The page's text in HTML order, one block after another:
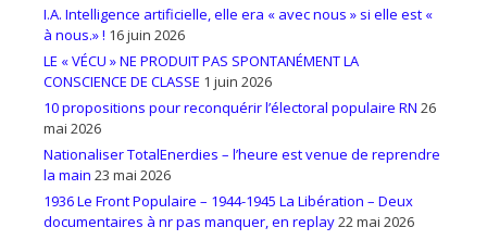
I.A. Intelligence artificielle, elle era « avec nous » si elle est «
à nous.» ! 16 juin 2026
LE « VÉCU » NE PRODUIT PAS SPONTANÉMENT LA
CONSCIENCE DE CLASSE 1 juin 2026
10 propositions pour reconquérir l’électoral populaire RN 26
mai 2026
Nationaliser TotalEnerdies – l’heure est venue de reprendre
la main 23 mai 2026
1936 Le Front Populaire – 1944-1945 La Libération – Deux
documentaires à nr pas manquer, en replay22 mai 2026